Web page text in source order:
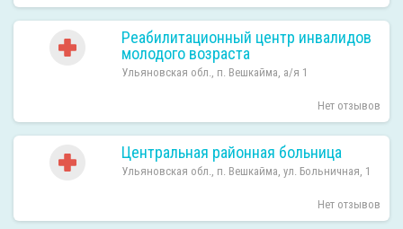
Реабилитационный центр инвалидов
молодого возраста
Ульяновская обл., п. Вешкайма, а/я 1
Нет отзывов
Центральная районная больница
Ульяновская обл., п. Вешкайма, ул. Больничная, 1
Нет отзывов